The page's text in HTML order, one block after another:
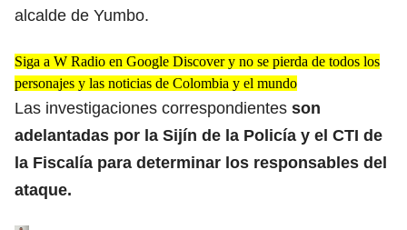
alcalde de Yumbo.
Siga a W Radio en Google Discover y no se pierda de todos los
personajes y las noticias de Colombia y el mundo
Las investigaciones correspondientes son
adelantadas por la Sijín de la Policía y el CTI de
la Fiscalía para determinar los responsables del
ataque.